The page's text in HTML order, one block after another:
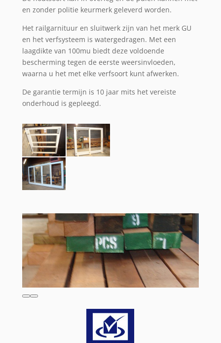
en zonder politie keurmerk geleverd worden.
Het railgarnituur en sluitwerk zijn van het merk GU
en het verfsysteem is watergedragen. Met een
laagdikte van 100mu biedt deze voldoende
bescherming tegen de eerste weersinvloeden,
waarna u het met elke verfsoort kunt afwerken.
De garantie termijn is 10 jaar mits het vereiste
onderhoud is gepleegd.